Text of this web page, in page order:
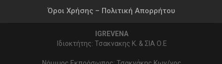
Όροι Χρήσης – Πολιτική Απορρήτου
IGREVENA
Ιδιοκτήτης: Τσακνακης Κ. & ΣΙΑ Ο.Ε